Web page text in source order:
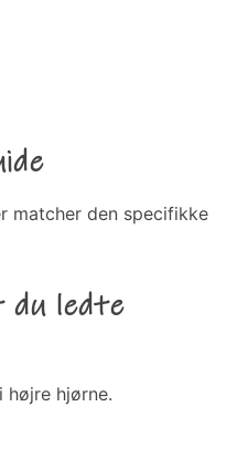
matcher den specifikke
du ledte
højre hjørne.